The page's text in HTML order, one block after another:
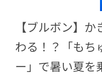
【ブルボン】
わる！？「もち
ー」で暑い夏を